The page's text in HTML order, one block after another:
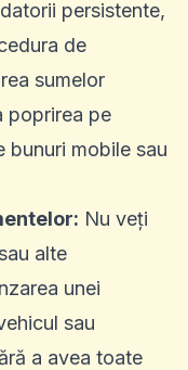
persistente,
de
sumelor
poprirea pe
bunuri mobile sau
Nu veți
alte
unei
sau
a avea toate